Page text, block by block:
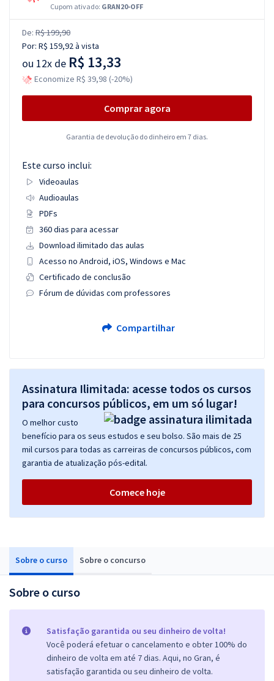
Sobre o curso Sobre o concurso
Sobre o curso
Satisfação garantida ou seu dinheiro de volta!
Você poderá efetuar o cancelamento e obter 100% do
dinheiro de volta em até 7 dias. Aqui, no Gran, é
satisfação garantida ou seu dinheiro de volta.
Cupom ativado: GRAN20-OFF
De: R$ 199,90
Por: R$ 159,92à vista
ou 12x de R$ 13,33
Economize R$ 39,98 (-20%)
Comprar agora
Garantia de devolução do dinheiro em 7 dias.
Este curso inclui:
Videoaulas
Audioaulas
PDFs
360 dias para acessar
Download ilimitado das aulas
Acesso no Android, iOS, Windows e Mac
Certificado de conclusão
Fórum de dúvidas com professores
Compartilhar
Assinatura Ilimitada: acesse todos os cursos
para concursos públicos, em um só lugar!
O melhor custo
benefício para os seus estudos e seu bolso. São mais de 25
mil cursos para todas as carreiras de concursos públicos, com
garantia de atualização pós-edital.
Comece hoje